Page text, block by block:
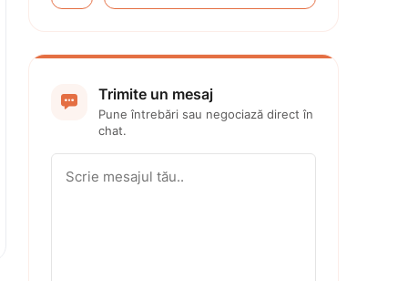
 Trimite un mesaj
Pune întrebări sau negociază direct în
chat.